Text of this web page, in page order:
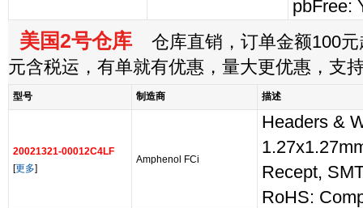
pbFree:
美国2号仓库 仓库直销，订单金额100元
元含税运，有单就有优惠，量大更优惠，支
型号 制造商 描述
20021321-00012C4LF
[更多]
Amphenol FCi
Headers &
Recept,
RoHS: